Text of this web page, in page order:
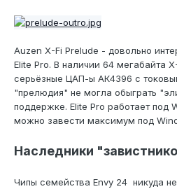
Auzen X-Fi Prelude - довольно
Elite Pro. В наличии 64 мегабайта
серьёзные ЦАП-ы АК4396 с
"прелюдия" не могла обыграть
поддержке. Elite Pro работает под
можно завести максимум под
Наследники
Чипы семейства Envy 24 никуда